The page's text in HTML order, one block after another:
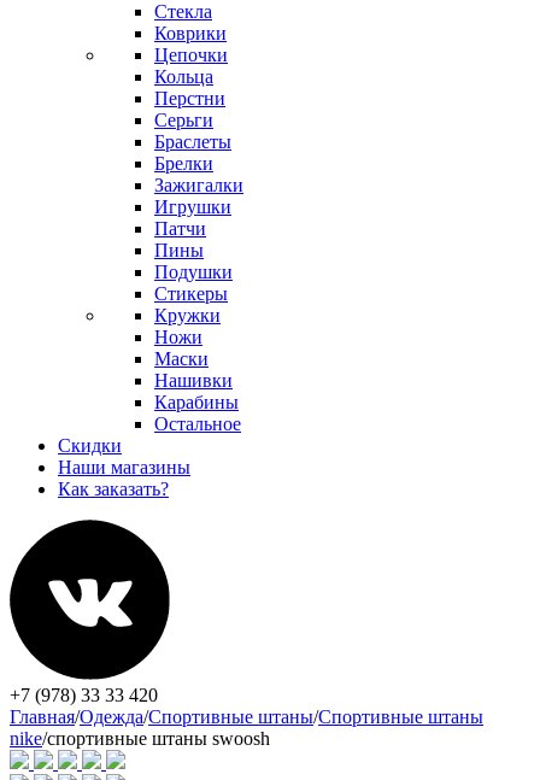
Стекла
Коврики
Цепочки
Кольца
Перстни
Серьги
Браслеты
Брелки
Зажигалки
Игрушки
Патчи
Пины
Подушки
Стикеры
Кружки
Ножи
Маски
Нашивки
Карабины
Остальное
Скидки
Наши магазины
Как заказать?
+7 (978) 33 33 420
Главная/Одежда/Спортивные штаны/Спортивные штаны
nike/спортивные штаны swoosh